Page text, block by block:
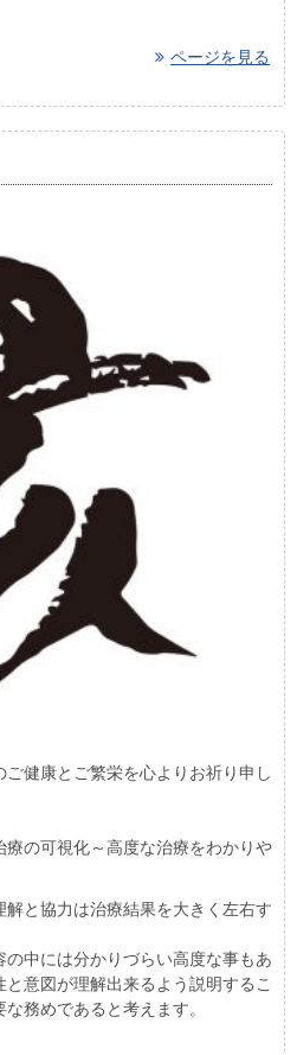
ページを見る
健康とご繁栄を心よりお祈り申し
の可視化～高度な治療をわかりや
と協力は治療結果を大きく左右す
中には分かりづらい高度な事もあ
意図が理解出来るよう説明するこ
務めであると考えます。